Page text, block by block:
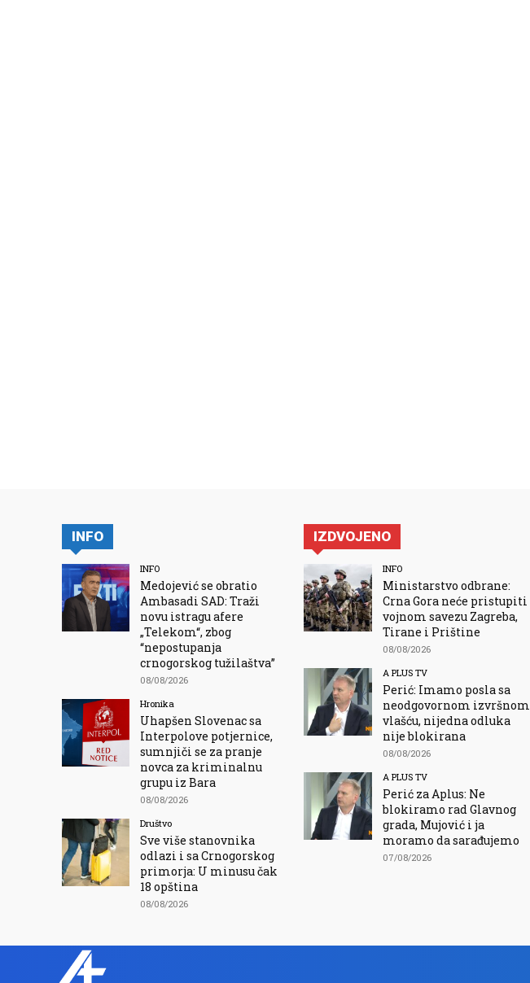
INFO
INFO
Medojević se obratio
Ambasadi SAD: Traži
novu istragu afere
„Telekom“, zbog
“nepostupanja
crnogorskog tužilaštva”
08/08/2026
Hronika
Uhapšen Slovenac sa
Interpolove potjernice,
sumnjiči se za pranje
novca za kriminalnu
grupu iz Bara
08/08/2026
Društvo
Sve više stanovnika
odlazi i sa Crnogorskog
primorja: U minusu čak
18 opština
08/08/2026
IZDVOJENO
INFO
Ministarstvo odbrane:
Crna Gora neće pristupiti
vojnom savezu Zagreba,
Tirane i Prištine
08/08/2026
A PLUS TV
Perić: Imamo posla sa
neodgovornom izvršnom
vlašću, nijedna odluka
nije blokirana
08/08/2026
A PLUS TV
Perić za Aplus: Ne
blokiramo rad Glavnog
grada, Mujović i ja
moramo da sarađujemo
07/08/2026